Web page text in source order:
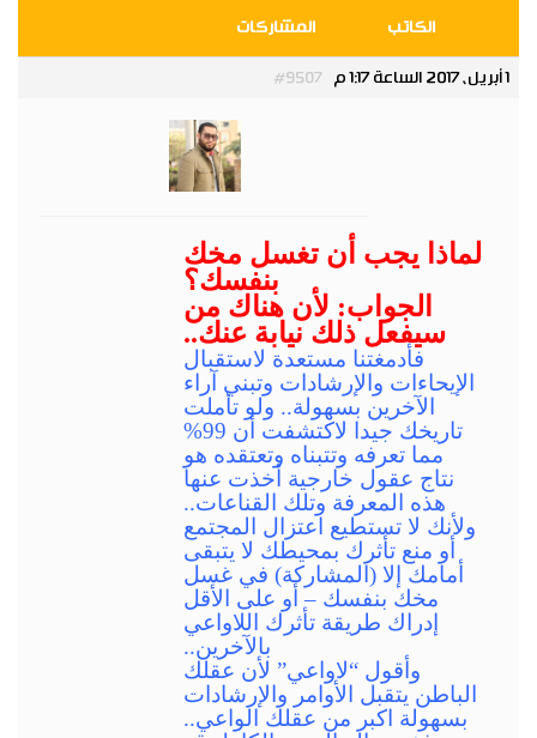
الكاتب المشاركات
1 أبريل، 2017 الساعة 1:17 م #9507
Admin
مدير عام
لماذا يجب أن تغسل مخك
بنفسك؟
الجواب: لأن هناك من
سيفعل ذلك نيابة عنك..
فأدمغتنا مستعدة لاستقبال
الإيحاءات والإرشادات وتبني آراء
الآخرين بسهولة.. ولو تأملت
تاريخك جيدا لاكتشفت أن 99%
مما تعرفه وتتبناه وتعتقده هو
نتاج عقول خارجية أخذت عنها
هذه المعرفة وتلك القناعات..
ولأنك لا تستطيع اعتزال المجتمع
أو منع تأثرك بمحيطك لا يتبقى
أمامك إلا (المشاركة) في غسل
مخك بنفسك – أو على الأقل
إدراك طريقة تأثرك اللاواعي
بالآخرين..
وأقول “لاواعي” لأن عقلك
الباطن يتقبل الأوامر والإرشادات
بسهولة اكبر من عقلك الواعي..